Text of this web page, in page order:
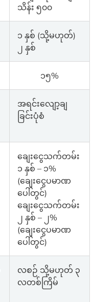
သိန်း ၅၀၀
၁ နှစ် (သို့မဟုတ်)
၂ နှစ်
၁၅%
အရင်းလျော့ချ
ခြင်းပုံစံ
ချေးငွေသက်တမ်း
၁ နှစ် – ၁%
(ချေးငွေပမာဏ
ပေါ်တွင်)
ချေးငွေသက်တမ်း
၂ နှစ် – ၂%
(ချေးငွေပမာဏ
ပေါ်တွင်)
လစဉ် သို့မဟုတ် ၃
လတစ်ကြိမ်